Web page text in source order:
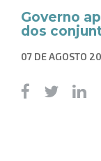
Governo
dos
07 DE AGOSTO